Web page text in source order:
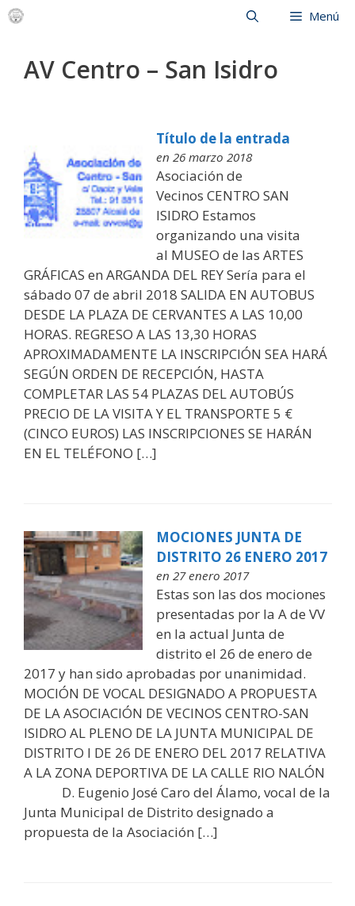
Saltar
Menú
AV Centro – San Isidro
Título de la entrada
en 26 marzo 2018
Asociación de
Vecinos CENTRO SAN
ISIDRO Estamos
organizando una visita
al MUSEO de las ARTES
GRÁFICAS en ARGANDA DEL REY Sería para el
sábado 07 de abril 2018 SALIDA EN AUTOBUS
DESDE LA PLAZA DE CERVANTES A LAS 10,00
HORAS. REGRESO A LAS 13,30 HORAS
APROXIMADAMENTE LA INSCRIPCIÓN SEA HARÁ
SEGÚN ORDEN DE RECEPCIÓN, HASTA
COMPLETAR LAS 54 PLAZAS DEL AUTOBÚS
PRECIO DE LA VISITA Y EL TRANSPORTE 5 €
(CINCO EUROS) LAS INSCRIPCIONES SE HARÁN
EN EL TELÉFONO […]
MOCIONES JUNTA DE
DISTRITO 26 ENERO 2017
en 27 enero 2017
Estas son las dos mociones
presentadas por la A de VV
en la actual Junta de
distrito el 26 de enero de
2017 y han sido aprobadas por unanimidad.
MOCIÓN DE VOCAL DESIGNADO A PROPUESTA
DE LA ASOCIACIÓN DE VECINOS CENTRO-SAN
ISIDRO AL PLENO DE LA JUNTA MUNICIPAL DE
DISTRITO I DE 26 DE ENERO DEL 2017 RELATIVA
A LA ZONA DEPORTIVA DE LA CALLE RIO NALÓN
D. Eugenio José Caro del Álamo, vocal de la
Junta Municipal de Distrito designado a
propuesta de la Asociación […]